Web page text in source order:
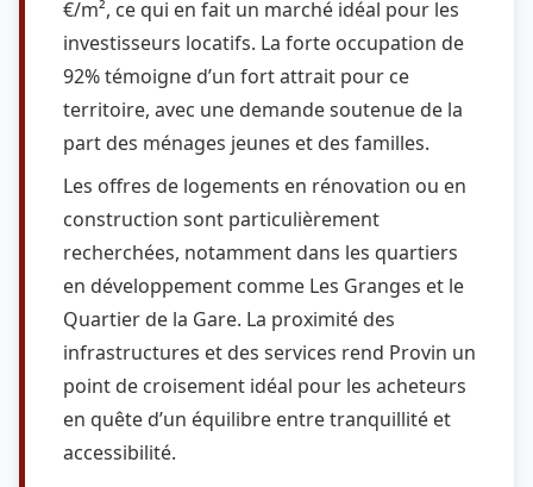
€/m², ce qui en fait un marché idéal pour les
investisseurs locatifs. La forte occupation de
92% témoigne d’un fort attrait pour ce
territoire, avec une demande soutenue de la
part des ménages jeunes et des familles.
Les offres de logements en rénovation ou en
construction sont particulièrement
recherchées, notamment dans les quartiers
en développement comme Les Granges et le
Quartier de la Gare. La proximité des
infrastructures et des services rend Provin un
point de croisement idéal pour les acheteurs
en quête d’un équilibre entre tranquillité et
accessibilité.